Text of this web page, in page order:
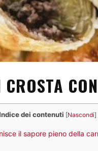
dei contenuti [Nascondi]
il sapore pieno della